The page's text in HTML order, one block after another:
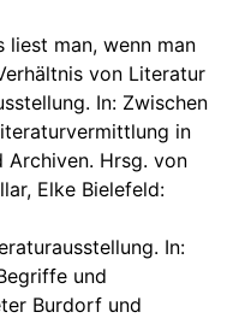
liest man, wenn man
von Literatur
In: Zwischen
in
Archiven. Hrsg. von
Elke Bielefeld:
In:
und
Burdorf und